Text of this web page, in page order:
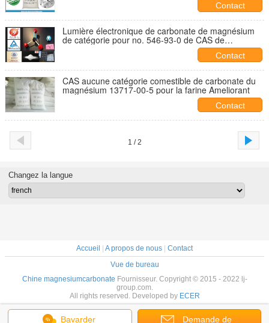
Contact
Lumière électronique de carbonate de magnésium
de catégorie pour no. 546-93-0 de CAS de
Contact
CAS aucune catégorie comestible de carbonate du
magnésium 13717-00-5 pour la farine Ameliorant
Contact
1 / 2
Bavarder Demande de
Changez la langue
Accueil A propos de nous
Contact
Vue de bureau
Chine magnesiumcarbonate Fournisseur. Copyright © 2015 - 2022 lj-
group.com.
All rights reserved. Developed by ECER